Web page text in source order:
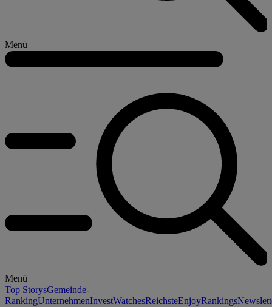
Menü
Menü
Top StorysGemeinde-
RankingUnternehmenInvestWatchesReichsteEnjoyRankings